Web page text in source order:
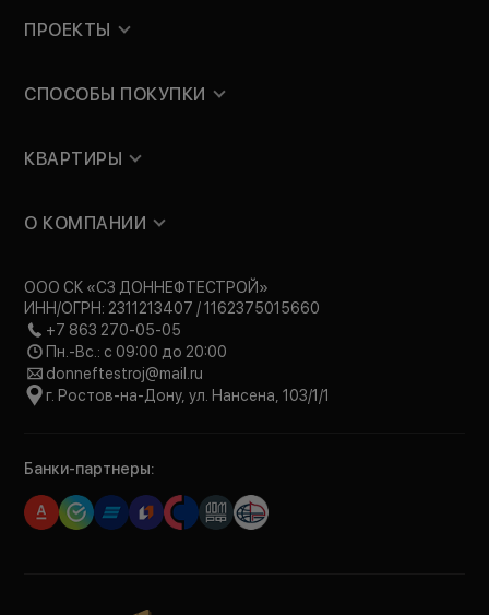
ПРОЕКТЫ
СПОСОБЫ ПОКУПКИ
КВАРТИРЫ
О КОМПАНИИ
ООО СК «СЗ ДОННЕФТЕСТРОЙ»
ИНН/ОГРН: 2311213407 / 1162375015660
+7 863 270-05-05
Пн.-Вс.: с 09:00 до 20:00
donneftestroj@mail.ru
г. Ростов-на-Дону, ул. Нансена, 103/1/1
Банки-партнеры: